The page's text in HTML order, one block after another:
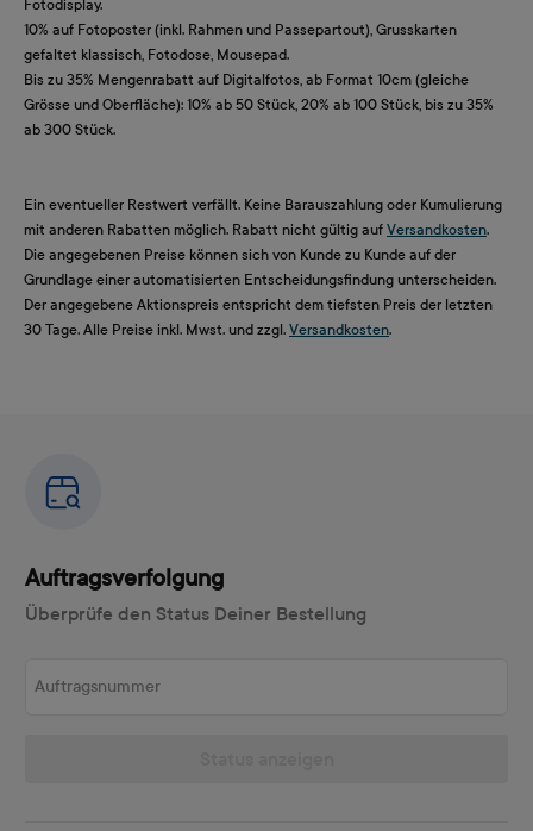
Fotodisplay.
10% auf Fotoposter (inkl. Rahmen und Passepartout), Grusskarten
gefaltet klassisch, Fotodose, Mousepad.
Bis zu 35% Mengenrabatt auf Digitalfotos, ab Format 10cm (gleiche
Grösse und Oberfläche): 10% ab 50 Stück, 20% ab 100 Stück, bis zu 35%
ab 300 Stück.
Ein eventueller Restwert verfällt. Keine Barauszahlung oder Kumulierung
mit anderen Rabatten möglich. Rabatt nicht gültig auf Versandkosten.
Die angegebenen Preise können sich von Kunde zu Kunde auf der
Grundlage einer automatisierten Entscheidungsfindung unterscheiden.
Der angegebene Aktionspreis entspricht dem tiefsten Preis der letzten
30 Tage. Alle Preise inkl. Mwst. und zzgl. Versandkosten.
Auftragsverfolgung
Überprüfe den Status Deiner Bestellung